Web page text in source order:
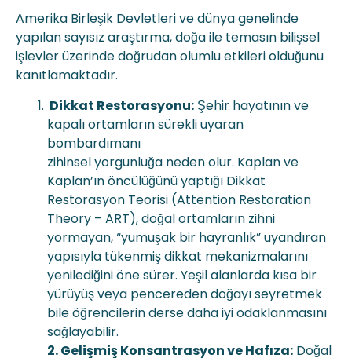
Amerika Birleşik Devletleri ve dünya genelinde
yapılan sayısız araştırma, doğa ile temasın bilişsel
işlevler üzerinde doğrudan olumlu etkileri olduğunu
kanıtlamaktadır.
Dikkat Restorasyonu: Şehir hayatının ve
kapalı ortamların sürekli uyaran
bombardımanı
zihinsel yorgunluğa neden olur. Kaplan ve
Kaplan’ın öncülüğünü yaptığı Dikkat
Restorasyon Teorisi (Attention Restoration
Theory – ART), doğal ortamların zihni
yormayan, “yumuşak bir hayranlık” uyandıran
yapısıyla tükenmiş dikkat mekanizmalarını
yenilediğini öne sürer. Yeşil alanlarda kısa bir
yürüyüş veya pencereden doğayı seyretmek
bile öğrencilerin derse daha iyi odaklanmasını
sağlayabilir.
2. Gelişmiş Konsantrasyon ve Hafıza: Doğal